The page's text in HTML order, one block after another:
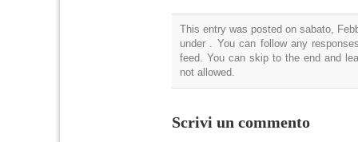
This entry was posted on sabato,
under . You can follow any
feed. You can skip to the end and
not allowed.
Scrivi un commento